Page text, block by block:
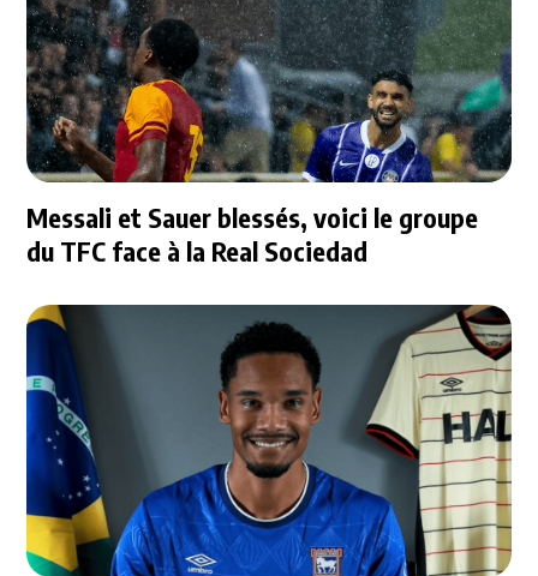
Messali et Sauer blessés, voici le groupe
du TFC face à la Real Sociedad